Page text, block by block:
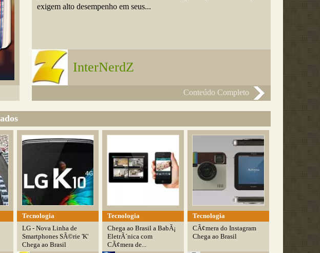
exigem alto desempenho em seus...
InterNerdZ
Conteúdo Completo
Tecnologia
LG - Nova Linha de
Smartphones SÃ©rie 'K'
Chega ao Brasil
Tecnologia
Chega ao Brasil a BabÃ¡
EletrÃ´nica com
CÃ¢mera de...
Tecnologia
CÃ¢mera do Instagram
Chega ao Brasil